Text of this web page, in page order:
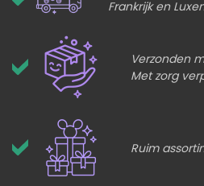
Frankrijk en
Verzonden
Met zorg
Ruim